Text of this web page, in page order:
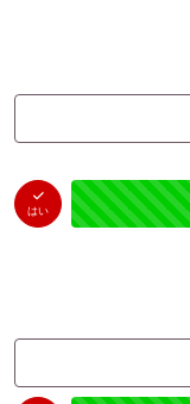
はい
はい
（0件）
未投票